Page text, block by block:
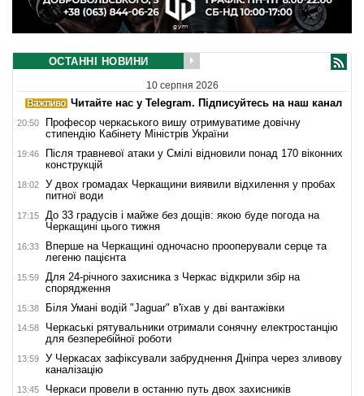
ОСТАННІ НОВИНИ
10 серпня 2026
Читайте нас у Telegram. Підписуйтесь на наш канал
20:50
Професор черкаського вишу отримуватиме довічну
стипендію Кабінету Міністрів України
19:46
Після травневої атаки у Смілі відновили понад 170 віконних
конструкцій
18:02
У двох громадах Черкащини виявили відхилення у пробах
питної води
17:15
До 33 градусів і майже без дощів: якою буде погода на
Черкащині цього тижня
16:33
Вперше на Черкащині одночасно прооперували серце та
легеню пацієнта
15:59
Для 24-річного захисника з Черкас відкрили збір на
спорядження
15:38 Біля Умані водій "Jaguar" в'їхав у дві вантажівки
14:58
Черкаські рятувальники отримали сонячну електростанцію
для безперебійної роботи
13:59
У Черкасах зафіксували забруднення Дніпра через зливову
каналізацію
13:45 Черкаси провели в останню путь двох захисників